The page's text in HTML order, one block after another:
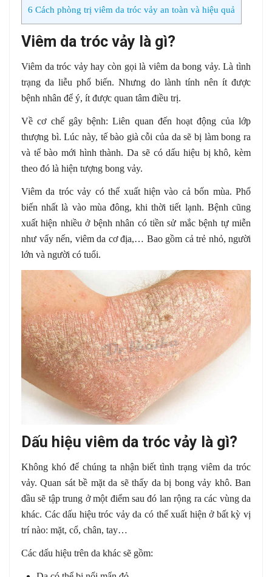
6 Cách phòng trị viêm da tróc vảy an toàn và hiệu quả
Viêm da tróc vảy là gì?
Viêm da tróc vảy hay còn gọi là viêm da bong vảy. Là tình
trạng da liễu phổ biến. Nhưng do lành tính nên ít được
bệnh nhân để ý, ít được quan tâm điều trị.
Về cơ chế gây bệnh: Liên quan đến hoạt động của lớp
thượng bì. Lúc này, tế bào già cỗi của da sẽ bị làm bong ra
và tế bào mới hình thành. Da sẽ có dấu hiệu bị khô, kèm
theo đó là hiện tượng bong vảy.
Viêm da tróc vảy có thể xuất hiện vào cả bốn mùa. Phổ
biến nhất là vào mùa đông, khi thời tiết lạnh. Bệnh cũng
xuất hiện nhiều ở bệnh nhân có tiền sử mắc bệnh tự miễn
như vẩy nến, viêm da cơ địa,… Bao gồm cả trẻ nhỏ, người
lớn và người có tuổi.
Dấu hiệu viêm da tróc vảy là gì?
Không khó để chúng ta nhận biết tình trạng viêm da tróc
vảy. Quan sát bề mặt da sẽ thấy da bị bong vảy khô. Ban
đầu sẽ tập trung ở một điểm sau đó lan rộng ra các vùng da
khác. Các dấu hiệu tróc vảy da có thể xuất hiện ở bất kỳ vị
trí nào: mặt, cổ, chân, tay…
Các dấu hiệu trên da khác sẽ gồm: